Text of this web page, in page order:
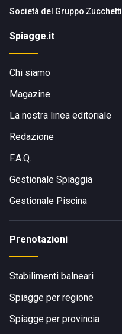
Società del Gruppo Zucchetti
Spiagge.it
Chi siamo
Magazine
La nostra linea editoriale
Redazione
F.A.Q.
Gestionale Spiaggia
Gestionale Piscina
Prenotazioni
Stabilimenti balneari
Spiagge per regione
Spiagge per provincia